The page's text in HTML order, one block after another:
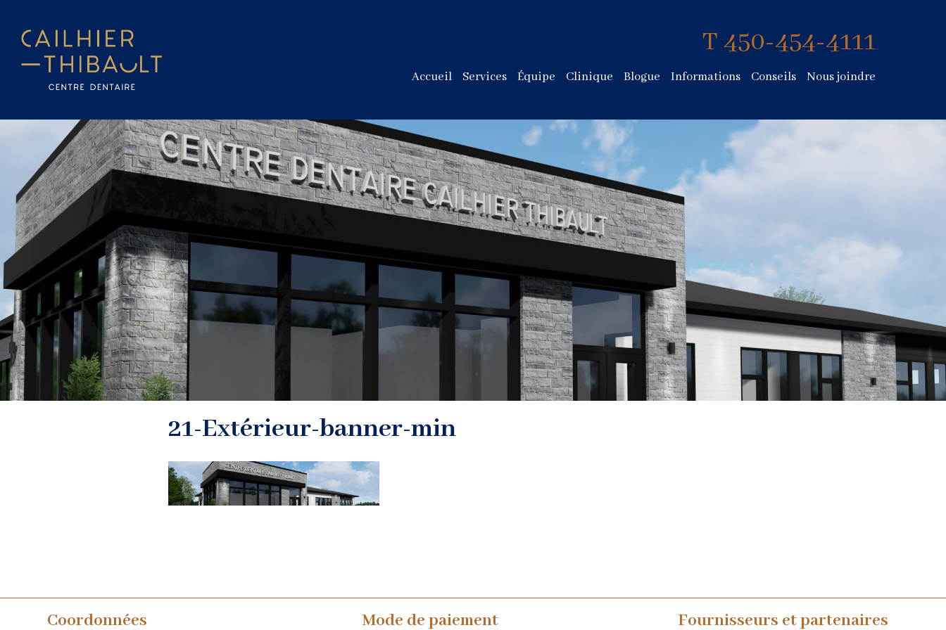
T 450-454-4111
Accueil Services Équipe Clinique Blogue Informations Conseils Nous joindre
21-Extérieur-banner-min
Coordonnées Mode de paiement Fournisseurs et partenaires